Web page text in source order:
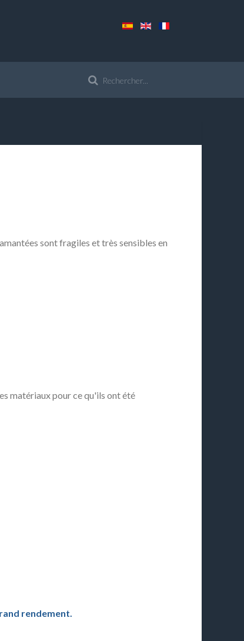
sont fragiles et très sensibles en
matériaux pour ce qu'ils ont été
rendement.